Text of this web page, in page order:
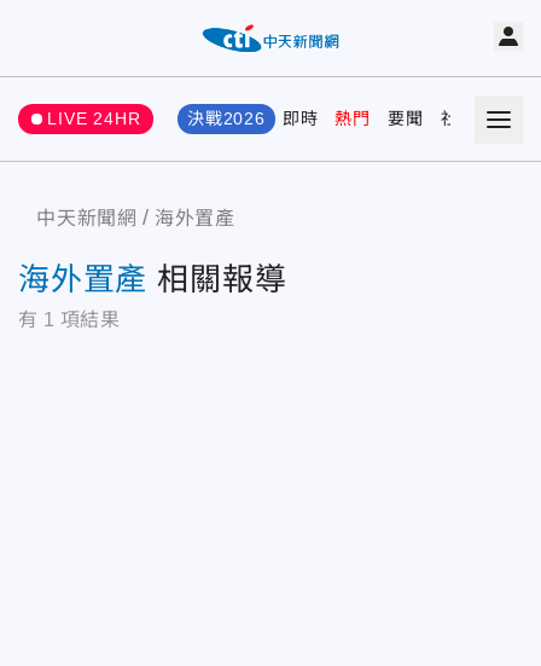
LIVE 24HR 決戰2026 即時 熱門 要聞 社會 娛樂
中天新聞網 海外置產
海外置產 相關報導
有 1 項結果